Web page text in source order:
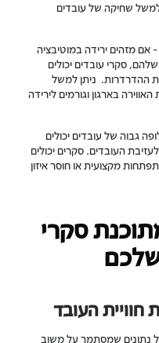
שחיקה של עובדים
- אם מזהים ירידה במוטיבציה
סקרי עובדים יכולים
ההדרדרות. ניתן למשל
בארגון וגורמים לירידה
גבוה של עובדים יכולים
העובדים. סקרים יכולים
מקצועית או חוסר איזון
סקרי
חוויית העובד
נתונים שמסתמך על משוב